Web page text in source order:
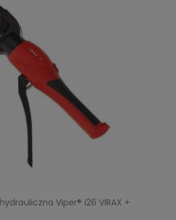
Viper® i26 VIRAX +